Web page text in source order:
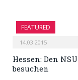
FEATURED
14.03.2015
Hessen: Den
besuchen